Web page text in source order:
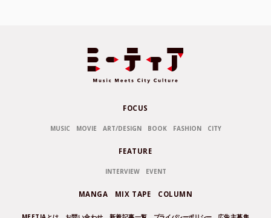
FOCUS
MUSIC MOVIE ART/DESIGN BOOK FASHION CITY
FEATURE
INTERVIEW EVENT
MANGA MIX TAPE COLUMN